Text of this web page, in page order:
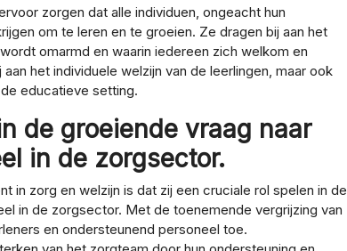
zorgen dat alle individuen, ongeacht hun
om te leren en te groeien. Ze dragen bij aan het
omarmd en waarin iedereen zich welkom en
het individuele welzijn van de leerlingen, maar ook
educatieve setting.
de groeiende vraag naar
in de zorgsector.
in zorg en welzijn is dat zij een cruciale rol spelen in de
in de zorgsector. Met de toenemende vergrijzing van
en ondersteunend personeel toe.